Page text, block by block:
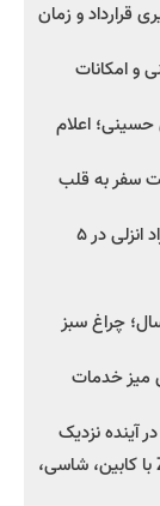
قرارداد و زمان
و امکانات
حسینی؛ اعلام
سفر به قلب
استاندار گیلان: تردد خودروهای پلاک منطقه آزاد انزلی در ۵
واردات اتوبوس‌های کارکرده زیر ۵ سال؛ چراغ سبز
میز خدمات
آینده نزدیک
جزئیات جدید از پروژه Z25 زامیاد؛ نیسان Z25 با کابین، شاسی،